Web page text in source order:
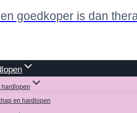
goedkoper is dan
hardlopen
en hardlopen